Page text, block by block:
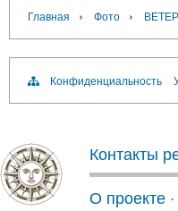
Главная › Фото ›
Конфиденциальность
Контакты
О проекте ·